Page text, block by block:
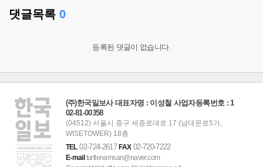
댓글목록 0
등록된 댓글이 없습니다.
(주)한국일보사 대표자명 : 이성철 사업자등록번호 : 1
02-81-00358
(04512) 서울시 중구 세종로대로 17 (남대문로5가,
WISETOWER) 18층
TEL02-724-2617FAX02-720-7222
E-mailturtlenamsan@naver.com